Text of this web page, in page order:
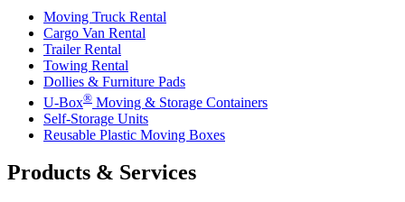
Moving Truck Rental
Cargo Van Rental
Trailer Rental
Towing Rental
Dollies & Furniture Pads
U-Box® Moving & Storage Containers
Self-Storage Units
Reusable Plastic Moving Boxes
Products & Services